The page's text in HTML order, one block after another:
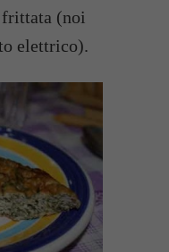
frittata (noi
elettrico).